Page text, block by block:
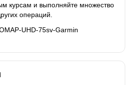
курсам и выполняйте множество
операций.